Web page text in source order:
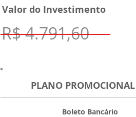
Valor do Investimento
R$ 4.791,60
PLANO PROMOCIONAL
Boleto Bancário